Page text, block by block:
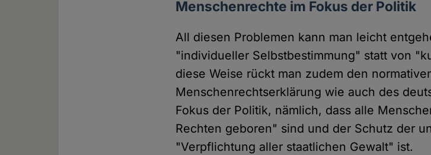
Menschenrechte im Fokus der Politik
All diesen Problemen kann man leicht
"individueller Selbstbestimmung" statt von
diese Weise rückt man zudem den
Menschenrechtserklärung wie auch des
Fokus der Politik, nämlich, dass alle
Rechten geboren" sind und der Schutz der
"Verpflichtung aller staatlichen Gewalt" ist.